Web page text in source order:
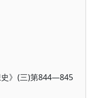
》(三)第844—845